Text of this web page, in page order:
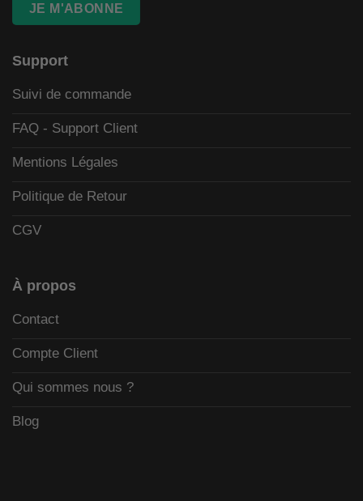
JE M'ABONNE
Support
Suivi de commande
FAQ - Support Client
Mentions Légales
Politique de Retour
CGV
À propos
Contact
Compte Client
Qui sommes nous ?
Blog